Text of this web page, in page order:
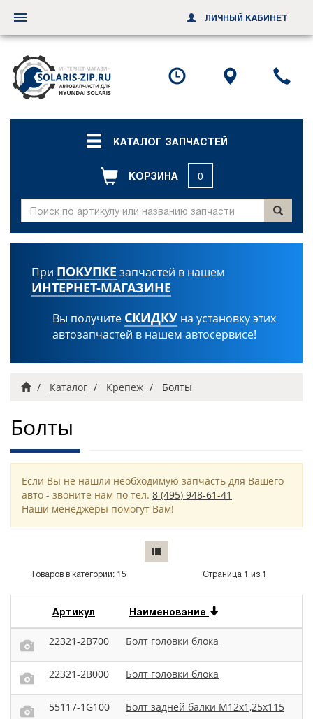
КАТАЛОГ ЗАПЧАСТЕЙ
КОРЗИНА 0
При ПОКУПКЕ запчастей в нашем
ИНТЕРНЕТ-МАГАЗИНЕ
Вы получите СКИДКУ на установку этих
автозапчастей в нашем автосервисе!
ГлавнаяКаталог Крепеж Болты
Болты
Если Вы не нашли необходимую запчасть для Вашего
авто - звоните нам по тел. 8 (495) 948-61-41
Наши менеджеры помогут Вам!
Товаров в категории: 15 Страница 1 из 1
Артикул Наименование
22321-2B700 Болт головки блока
22321-2B000 Болт головки блока
55117-1G100 Болт задней балки М12х1,25х115
Переключить
навигацию
ЛИЧНЫЙ КАБИНЕТ
Посмотреть
график схему